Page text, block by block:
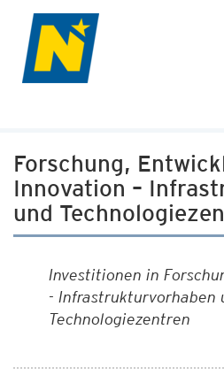
Forschung,
Innovation –
und
Investitionen in
- Infrastrukturvorhaben
Technologiezentren